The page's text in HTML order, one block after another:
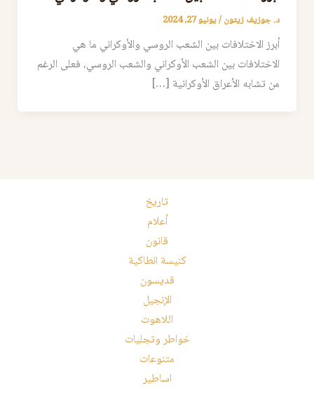
د. جوزيف زيتون/يونيو 27, 2024
أبرز الاختلافات بين الشعب الروسي والأوكراني ما هي
الاختلافات بين الشعب الأوكراني والشعب الروسي، فعلى الرغم
من تشابه الأعراق الأوكرانية […]
تاريخ
أعلام
قانون
كنيسة انطاكية
قديسون
الإنجيل
اللاهوت
خواطر وتجليات
متنوعات
اساطير